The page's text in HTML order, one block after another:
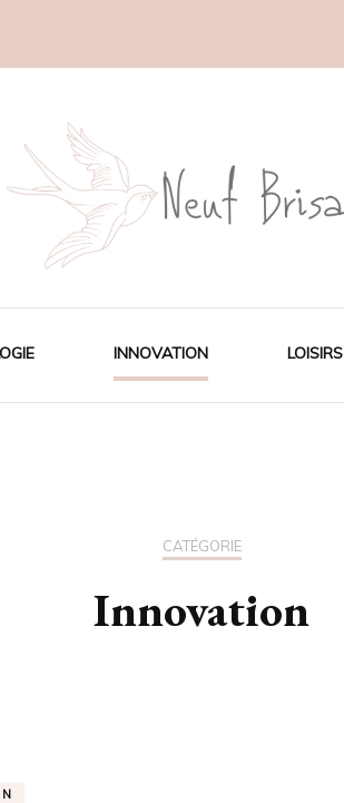
INNOVATION LOISIRS
CATÉGORIE
Innovation